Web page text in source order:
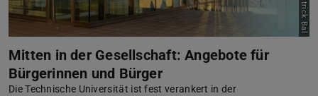
Mitten in der Gesellschaft: Angebote für
Bürgerinnen und Bürger
Die Technische Universität ist fest verankert in der